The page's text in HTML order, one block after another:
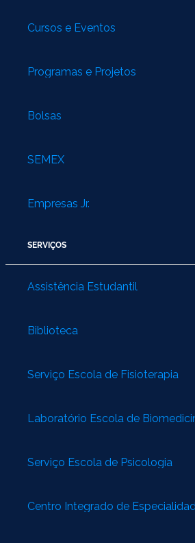
Cursos e Eventos
Programas e Projetos
Bolsas
SEMEX
Empresas Jr.
SERVIÇOS
Assistência Estudantil
Biblioteca
Serviço Escola de Fisioterapia
Laboratório Escola de
Serviço Escola de Psicologia
Centro Integrado de